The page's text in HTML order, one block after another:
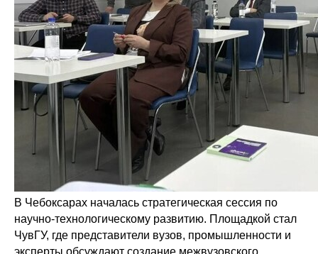
В Чебоксарах началась стратегическая сессия по
научно-технологическому развитию. Площадкой стал
ЧувГУ, где представители вузов, промышленности и
эксперты обсуждают создание межвузовского